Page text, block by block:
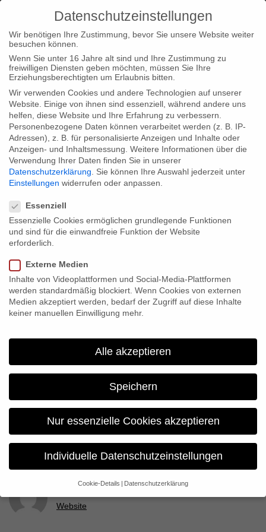
Home Typ|News
“Blood in the Mobile” in der Reihe
“Cinema for Peace Special Screenings”
“Blood in the Mobile” in der Reihe
“Cinema for Peace Special Screenings”
Wir freuen uns mitzuteilen, dass “Blood in the Mobile” am 04.
und 11. Juli 2011 als Teil der Reihe “Cinema for Peace Special
Berlin: 04.07.2011 im Kino Central
Hamburg: 11.07.2011 im Kino Abaton
“Tabakmädchen” auf dem Silverdocs Festival
Einsfestival geht in die Sommerpause
constanza
Website
Datenschutzeinstellungen
Wir benötigen Ihre Zustimmung, bevor Sie unsere Website weiter
besuchen können.
Wenn Sie unter 16 Jahre alt sind und Ihre Zustimmung zu
freiwilligen Diensten geben möchten, müssen Sie Ihre
Erziehungsberechtigten um Erlaubnis bitten.
Wir verwenden Cookies und andere Technologien auf unserer
Website. Einige von ihnen sind essenziell, während andere uns
helfen, diese Website und Ihre Erfahrung zu verbessern.
Personenbezogene Daten können verarbeitet werden (z. B. IP-
Adressen), z. B. für personalisierte Anzeigen und Inhalte oder
Anzeigen- und Inhaltsmessung. Weitere Informationen über die
Verwendung Ihrer Daten finden Sie in unserer
Datenschutzerklärung
Sie können Ihre Auswahl jederzeit unter
Einstellungen widerrufen oder anpassen.
Essenziell
Essenzielle Cookies ermöglichen grundlegende Funktionen
und sind für die einwandfreie Funktion der Website
erforderlich.
Externe Medien
Inhalte von Videoplattformen und Social-Media-Plattformen
werden standardmäßig blockiert. Wenn Cookies von externen
Medien akzeptiert werden, bedarf der Zugriff auf diese Inhalte
keiner manuellen Einwilligung mehr.
Alle akzeptieren
Speichern
Nur essenzielle Cookies akzeptieren
Individuelle Datenschutzeinstellungen
Cookie-Details Datenschutzerklärung
Datenschutzeinstellungen